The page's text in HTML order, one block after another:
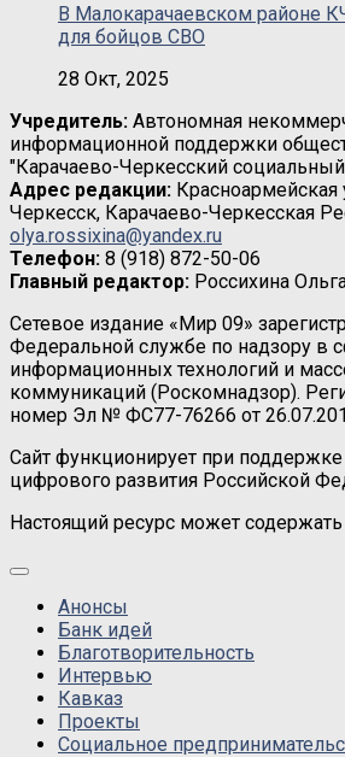
В Малокарачаевском районе
для бойцов СВО
28 Окт, 2025
Учредитель: Автономная
информационной поддержки
"Карачаево-Черкесский
Адрес редакции: Красноармейская
Черкесск, Карачаево-Черкесская
olya.rossixina@yandex.ru
Телефон: 8 (918) 872-50-06
Главный редактор: Россихина
Сетевое издание «Мир 09»
Федеральной службе по надзору в
информационных технологий и
коммуникаций (Роскомнадзор).
номер Эл № ФС77-76266 от
Сайт функционирует при
цифрового развития Российской
Настоящий ресурс может
Анонсы
Банк идей
Благотворительность
Интервью
Кавказ
Проекты
Социальное